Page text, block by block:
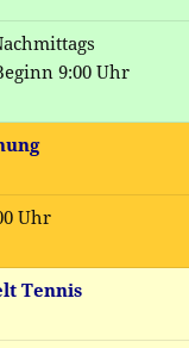
9:00 Uhr
Uhr
Tennis